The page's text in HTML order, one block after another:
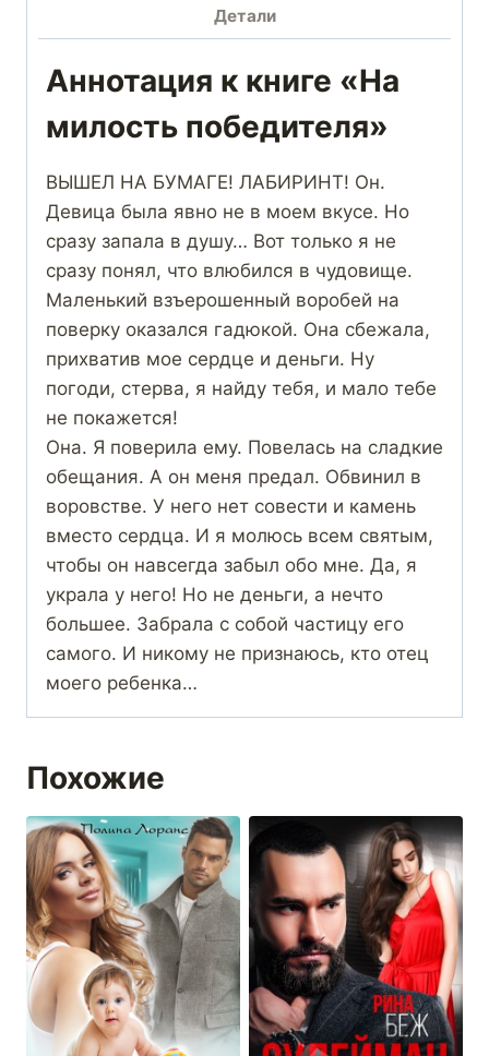
Детали
Аннотация к книге «На
милость победителя»
ВЫШЕЛ НА БУМАГЕ! ЛАБИРИНТ! Он.
Девица была явно не в моем вкусе. Но
сразу запала в душу… Вот только я не
сразу понял, что влюбился в чудовище.
Маленький взъерошенный воробей на
поверку оказался гадюкой. Она сбежала,
прихватив мое сердце и деньги. Ну
погоди, стерва, я найду тебя, и мало тебе
не покажется!
Она. Я поверила ему. Повелась на сладкие
обещания. А он меня предал. Обвинил в
воровстве. У него нет совести и камень
вместо сердца. И я молюсь всем святым,
чтобы он навсегда забыл обо мне. Да, я
украла у него! Но не деньги, а нечто
большее. Забрала с собой частицу его
самого. И никому не признаюсь, кто отец
моего ребенка…
Похожие